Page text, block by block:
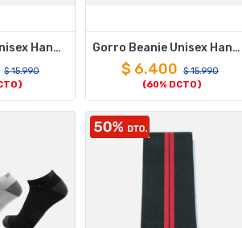
Gorro Beanie Unisex Hang Loose Gris
$15.990
Gorro Beanie Unisex Hang Loose Negro
$ 6.400 $15.990
(60% DCTO)